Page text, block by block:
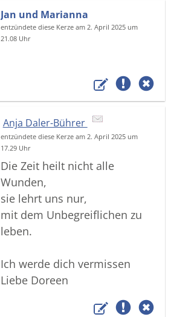
Jan und Marianna
entzündete diese Kerze am 2. April 2025 um
21.08 Uhr
Anja Daler-Bührer
entzündete diese Kerze am 2. April 2025 um
17.29 Uhr
Die Zeit heilt nicht alle
Wunden,
sie lehrt uns nur,
mit dem Unbegreiflichen zu
leben.
Ich werde dich vermissen
Liebe Doreen